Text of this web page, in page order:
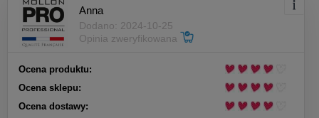
Anna
Dodano: 2024-10-25
Opinia zweryfikowana
Ocena produktu:
Ocena sklepu:
Ocena dostawy: